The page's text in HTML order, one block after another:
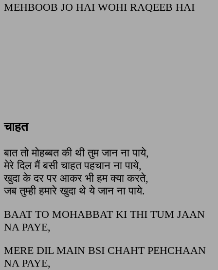
MEHBOOB JO HAI WOHI RAQEEB HAI
चाहत
बात तो मोहब्बत की थी तुम जान ना पाये,
मेरे दिल मैं बसी चाहत पहचान ना पाये,
खुदा के दर पर आकर भी हम क्या करते,
जब तुम्ही हमारे खुदा थे ये जान ना पाये.
BAAT TO MOHABBAT KI THI TUM JAAN
NA PAYE,
MERE DIL MAIN BSI CHAHT PEHCHAAN
NA PAYE,